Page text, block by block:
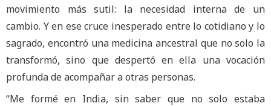
movimiento más sutil: la necesidad interna de un
cambio. Y en ese cruce inesperado entre lo cotidiano y lo
sagrado, encontró una medicina ancestral que no solo la
transformó, sino que despertó en ella una vocación
profunda de acompañar a otras personas.
“Me formé en India, sin saber que no solo estaba